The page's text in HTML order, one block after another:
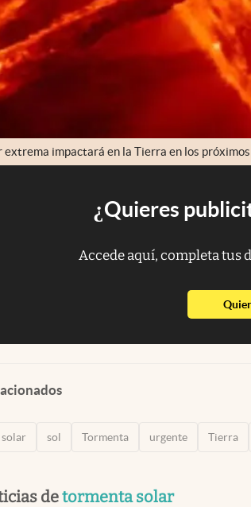
impactará en la Tierra en los
¿Quieres
Accede aquí, completa tus
sol Tormenta urgente Tierra
detormenta solar